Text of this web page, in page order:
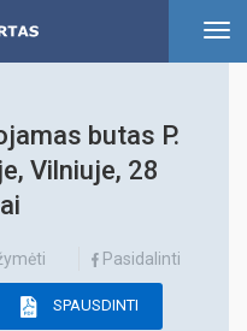
butas P.
Vilniuje, 28
Pasidalinti
SPAUSDINTI